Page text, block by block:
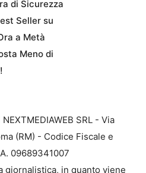
di Sicurezza
Seller su
a Metà
Meno di
SRL - Via
(RM) - Codice Fiscale e
09689341007
giornalistica, in quanto viene